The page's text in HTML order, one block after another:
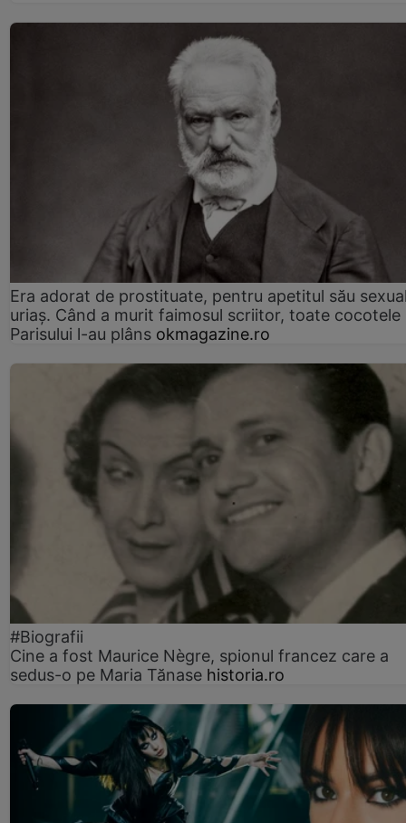
Era adorat de prostituate, pentru apetitul său
uriaș. Când a murit faimosul scriitor, toate cocotele
Parisului l-au plâns okmagazine.ro
#Biografii
Cine a fost Maurice Nègre, spionul francez care a
sedus-o pe Maria Tănase historia.ro